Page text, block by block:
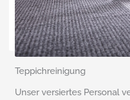
Teppichreinigung
Unser versiertes Personal